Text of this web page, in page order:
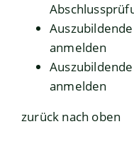
anmelden
anmelden
zurück nach oben